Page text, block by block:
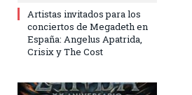
Artistas invitados para los
conciertos de Megadeth en
España: Angelus Apatrida,
Crisix y The Cost